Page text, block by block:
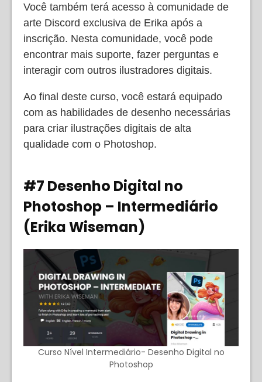
Você também terá acesso à comunidade de
arte Discord exclusiva de Erika após a
inscrição. Nesta comunidade, você pode
encontrar mais suporte, fazer perguntas e
interagir com outros ilustradores digitais.
Ao final deste curso, você estará equipado
com as habilidades de desenho necessárias
para criar ilustrações digitais de alta
qualidade com o Photoshop.
#7 Desenho Digital no
Photoshop – Intermediário
(Erika Wiseman)
Curso Nível Intermediário- Desenho Digital no
Photoshop